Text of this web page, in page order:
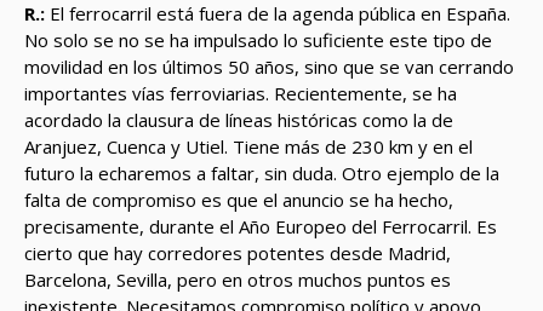
R.: El ferrocarril está fuera de la agenda pública en España.
No solo se no se ha impulsado lo suficiente este tipo de
movilidad en los últimos 50 años, sino que se van cerrando
importantes vías ferroviarias. Recientemente, se ha
acordado la clausura de líneas históricas como la de
Aranjuez, Cuenca y Utiel. Tiene más de 230 km y en el
futuro la echaremos a faltar, sin duda. Otro ejemplo de la
falta de compromiso es que el anuncio se ha hecho,
precisamente, durante el Año Europeo del Ferrocarril. Es
cierto que hay corredores potentes desde Madrid,
Barcelona, Sevilla, pero en otros muchos puntos es